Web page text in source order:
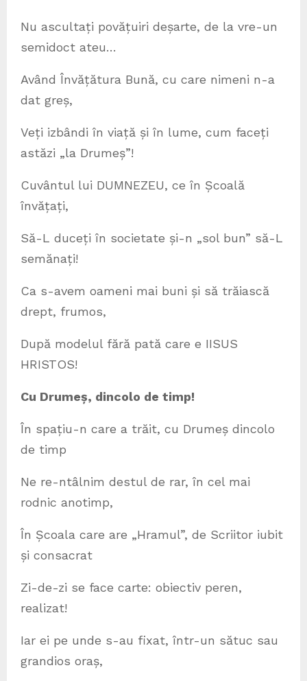
Nu ascultați povățuiri deșarte, de la vre-un
semidoct ateu…
Având Învățătura Bună, cu care nimeni n-a
dat greș,
Veți izbândi în viață și în lume, cum faceți
astăzi „la Drumeș”!
Cuvântul lui DUMNEZEU, ce în Școală
învățați,
Să-L duceți în societate și-n „sol bun” să-L
semănați!
Ca s-avem oameni mai buni și să trăiască
drept, frumos,
După modelul fără pată care e IISUS
HRISTOS!
Cu Drumeș, dincolo de timp!
În spațiu-n care a trăit, cu Drumeș dincolo
de timp
Ne re-ntâlnim destul de rar, în cel mai
rodnic anotimp,
În Școala care are „Hramul”, de Scriitor iubit
și consacrat
Zi-de-zi se face carte: obiectiv peren,
realizat!
Iar ei pe unde s-au fixat, într-un sătuc sau
grandios oraș,